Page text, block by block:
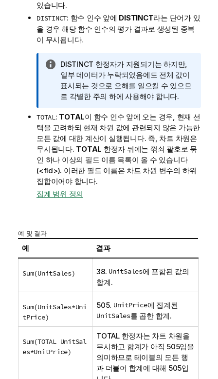
있습니다.
DISTINCT: 함수 인수 앞에 DISTINCT라는 단어가 있
을 경우 해당 함수 인수의 평가 결과로 생성된 중복
이 무시됩니다.
정
보
메
모
DISTINCT 한정자가 지원되기는 하지만,
일부 데이터가 누락되었음에도 전체 값이
표시되는 것으로 오해를 일으킬 수 있으므
로 각별한 주의 하에 사용해야 합니다.
TOTAL: TOTAL이 함수 인수 앞에 오는 경우, 현재 선
택을 고려하되 현재 차원 값에 관련되지 않은 가능한
모든 값에 대한 계산이 실행됩니다. 즉, 차트 차원은
무시됩니다. TOTAL 한정자 뒤에는 꺾쇠 괄호로 묶
인 하나 이상의 필드 이름 목록이 올 수 있습니다
(<fld>). 이러한 필드 이름은 차트 차원 변수의 하위
집합이어야 합니다.
집계 범위 정의
예 및 결과
예 결과
Sum(UnitSales) 38. UnitSales에 포함된 값의
합계.
Sum(UnitSales*Uni
tPrice)
505. UnitPrice에 집계된
UnitSales를 곱한 합계.
Sum(TOTAL UnitSal
es*UnitPrice)
TOTAL한정자는 차트 차원을
무시하고 합계가 아직 505임을
의미하므로 테이블의 모든 행
과 더불어 합계에 대해 505입